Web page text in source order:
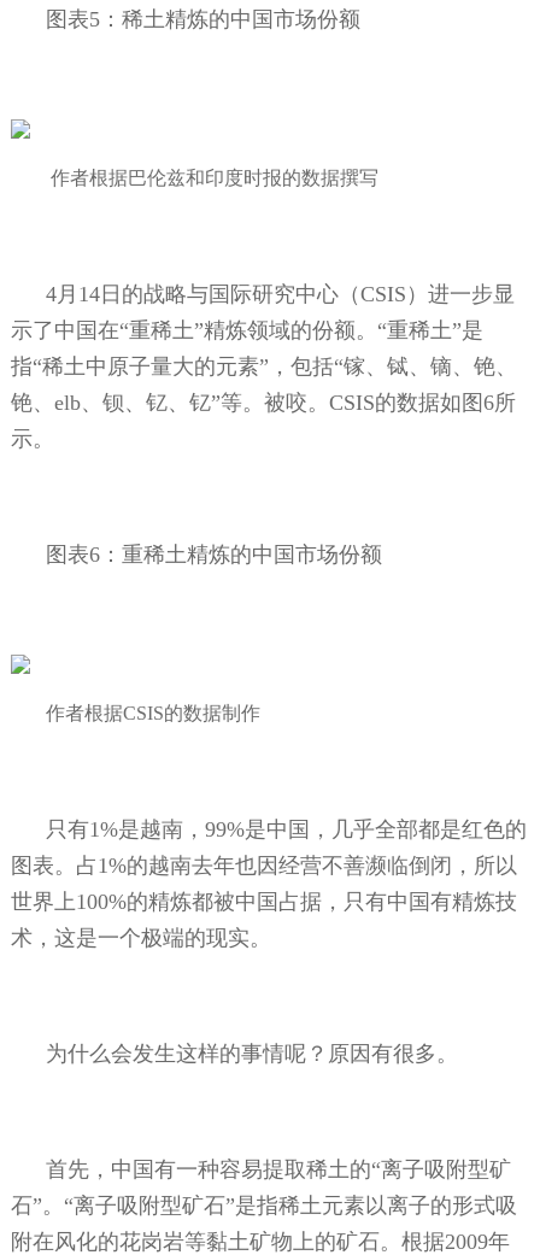
图表5 ：稀土精炼的中国市场份额
作者根据巴伦兹和印度时报的数据撰写
4 月 14日的战略与国际研究中心（CSIS ）进一步显
示了中国在“重稀土”精炼领域的份额。“重稀土”是
指“稀土中原子量大的元素”，包括“镓、铽、镝、铯、
铯、 elb、钡、钇、钇”等。被咬。 CSIS的数据如图6所
示。
图表6 ：重稀土精炼的中国市场份额
作者根据CSIS的数据制作
只有1%是越南，99%是中国，几乎全部都是红色的
图表。占 1%的越南去年也因经营不善濒临倒闭，所以
世界上 100%的精炼都被中国占据，只有中国有精炼技
术，这是一个极端的现实。
为什么会发生这样的事情呢？原因有很多。
首先，中国有一种容易提取稀土的“离子吸附型矿
石”。“离子吸附型矿石”是指稀土元素以离子的形式吸
附在风化的花岗岩等黏土矿物上的矿石。根据2009年